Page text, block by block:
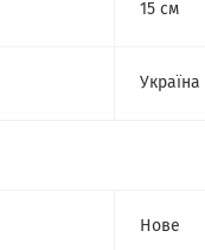
15 см
Україна
Нове